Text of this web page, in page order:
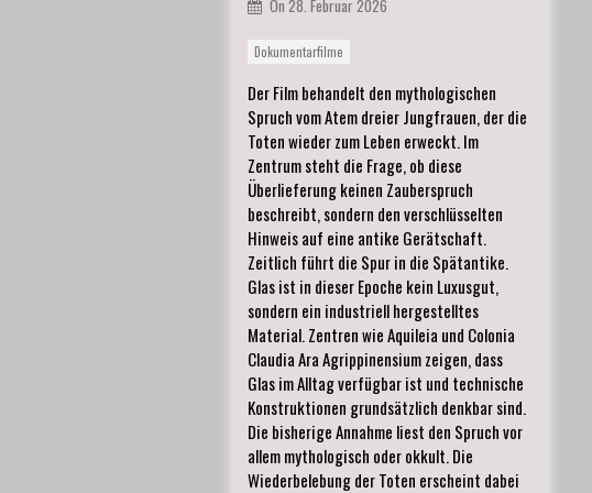
On 28. Februar 2026
Dokumentarfilme
Der Film behandelt den mythologischen
Spruch vom Atem dreier Jungfrauen, der die
Toten wieder zum Leben erweckt. Im
Zentrum steht die Frage, ob diese
Überlieferung keinen Zauberspruch
beschreibt, sondern den verschlüsselten
Hinweis auf eine antike Gerätschaft.
Zeitlich führt die Spur in die Spätantike.
Glas ist in dieser Epoche kein Luxusgut,
sondern ein industriell hergestelltes
Material. Zentren wie Aquileia und Colonia
Claudia Ara Agrippinensium zeigen, dass
Glas im Alltag verfügbar ist und technische
Konstruktionen grundsätzlich denkbar sind.
Die bisherige Annahme liest den Spruch vor
allem mythologisch oder okkult. Die
Wiederbelebung der Toten erscheint dabei